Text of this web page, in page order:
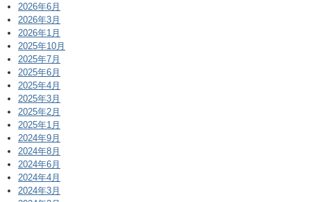
2026年6月
2026年3月
2026年1月
2025年10月
2025年7月
2025年6月
2025年4月
2025年3月
2025年2月
2025年1月
2024年9月
2024年8月
2024年6月
2024年4月
2024年3月